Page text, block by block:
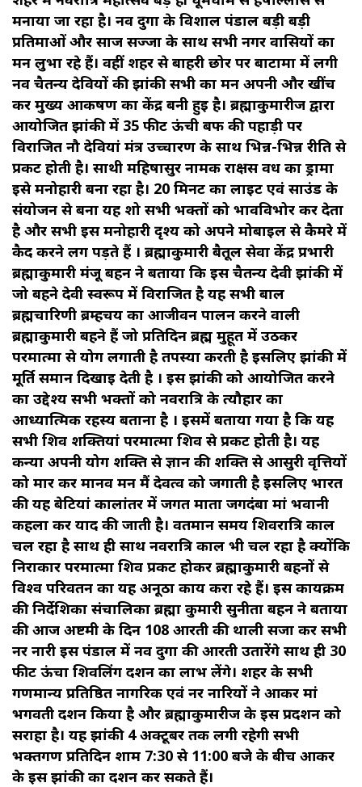
मनाया जा रहा है। नव दुर्गा के विशाल पंडाल बड़ी बड़ी
प्रतिमाओं और साज सज्जा के साथ सभी नगर वासियों का
मन लुभा रहे हैं। वहीं शहर से बाहरी छोर पर बाटामा में लगी
नव चैतन्य देवियों की झांकी सभी का मन अपनी और खींच
कर मुख्य आकर्षण का केंद्र बनी हुई है। ब्रह्माकुमारीज द्वारा
आयोजित झांकी में 35 फीट ऊंची बर्फ की पहाड़ी पर
विराजित नौ देवियां मंत्र उच्चारण के साथ भिन्न-भिन्न रीति से
प्रकट होती है। साथी महिषासुर नामक राक्षस वध का ड्रामा
इसे मनोहारी बना रहा है। 20 मिनट का लाइट एवं साउंड के
संयोजन से बना यह शो सभी भक्तों को भावविभोर कर देता
है और सभी इस मनोहारी दृश्य को अपने मोबाइल से कैमरे में
कैद करने लग पड़ते हैं । ब्रह्माकुमारी बैतूल सेवा केंद्र प्रभारी
ब्रह्माकुमारी मंजू बहन ने बताया कि इस चैतन्य देवी झांकी में
जो बहने देवी स्वरूप में विराजित है यह सभी बाल
ब्रह्मचारिणी ब्रम्हचर्य का आजीवन पालन करने वाली
ब्रह्माकुमारी बहने हैं जो प्रतिदिन ब्रह्म मुहूर्त में उठकर
परमात्मा से योग लगाती है तपस्या करती है इसलिए झांकी में
मूर्ति समान दिखाई देती है । इस झांकी को आयोजित करने
का उद्देश्य सभी भक्तों को नवरात्रि के त्यौहार का
आध्यात्मिक रहस्य बताना है । इसमें बताया गया है कि यह
सभी शिव शक्तियां परमात्मा शिव से प्रकट होती है। यह
कन्या अपनी योग शक्ति से ज्ञान की शक्ति से आसुरी वृत्तियों
को मार कर मानव मन मैं देवत्व को जगाती है इसलिए भारत
की यह बेटियां कालांतर में जगत माता जगदंबा मां भवानी
कहला कर याद की जाती है। वर्तमान समय शिवरात्रि काल
चल रहा है साथ ही साथ नवरात्रि काल भी चल रहा है क्योंकि
निराकार परमात्मा शिव प्रकट होकर ब्रह्माकुमारी बहनों से
विश्व परिवर्तन का यह अनूठा कार्य करा रहे हैं। इस कार्यक्रम
की निर्देशिका संचालिका ब्रह्मा कुमारी सुनीता बहन ने बताया
की आज अष्टमी के दिन 108 आरती की थाली सजा कर सभी
नर नारी इस पंडाल में नव दुर्गा की आरती उतारेंगे साथ ही 30
फीट ऊंचा शिवलिंग दर्शन का लाभ लेंगे। शहर के सभी
गणमान्य प्रतिष्ठित नागरिक एवं नर नारियों ने आकर मां
भगवती दर्शन किया है और ब्रह्माकुमारीज के इस प्रदर्शन को
सराहा है। यह झांकी 4 अक्टूबर तक लगी रहेगी सभी
भक्तगण प्रतिदिन शाम 7:30 से 11:00 बजे के बीच आकर
के इस झांकी का दर्शन कर सकते हैं।